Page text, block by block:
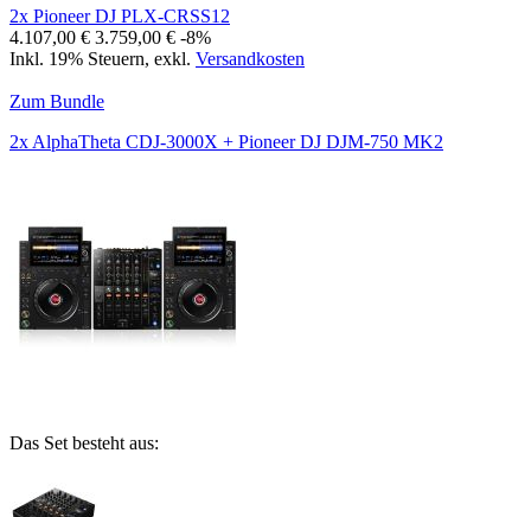
2x Pioneer DJ PLX-CRSS12
4.107,00 € 3.759,00 € -8%
Inkl. 19% Steuern, exkl. Versandkosten
Zum Bundle
2x AlphaTheta CDJ-3000X + Pioneer DJ DJM-750 MK2
Das Set besteht aus: